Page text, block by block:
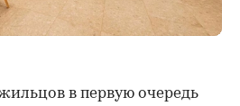
в первую очередь